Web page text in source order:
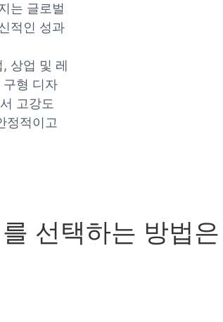
는 글로벌
적인 성과
상업 및 레
형 디자
고강도
정적이고
선택하는 방법